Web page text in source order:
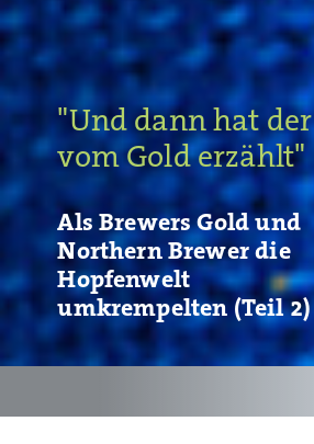
"Und dann hat der
vom Gold erzählt"
Als Brewers Gold und
Northern Brewer die
Hopfenwelt
umkrempelten (Teil 2)